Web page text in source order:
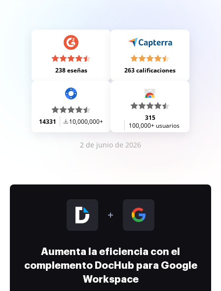
238 eseñas 263 calificaciones
14331 10,000,000+
315
100,000+ usuarios
2 de junio de 2026
Aumenta la eficiencia con el
complemento DocHub para Google
Workspace